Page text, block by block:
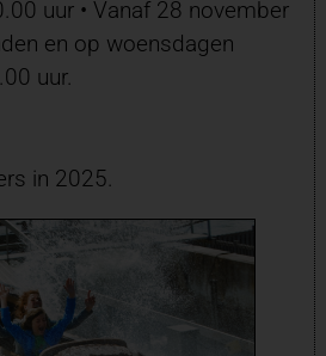
uur • Vanaf 28 november
en op woensdagen
uur.
in 2025.